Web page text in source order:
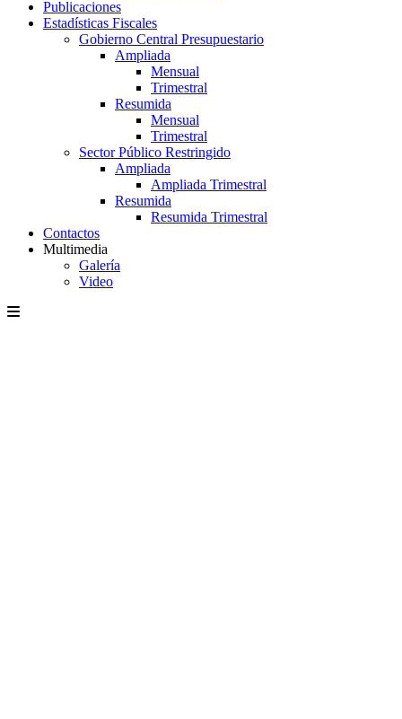
Publicaciones
Estadísticas Fiscales
Gobierno Central Presupuestario
Ampliada
Mensual
Trimestral
Resumida
Mensual
Trimestral
Sector Público Restringido
Ampliada
Ampliada Trimestral
Resumida
Resumida Trimestral
Contactos
Multimedia
Galería
Video